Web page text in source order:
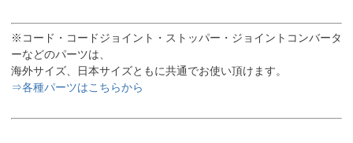
※コード・コードジョイント・ストッパー・ジョイントコンバータ
ーなどのパーツは、
海外サイズ、日本サイズともに共通でお使い頂けます。
⇒各種パーツはこちらから